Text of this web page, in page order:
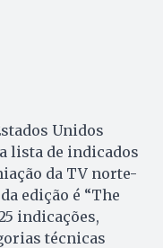
Unidos
lista de indicados
da TV norte-
edição é “The
indicações,
técnicas